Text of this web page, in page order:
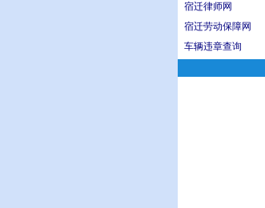
宿迁律师网
宿迁劳动保障网
车辆违章查询